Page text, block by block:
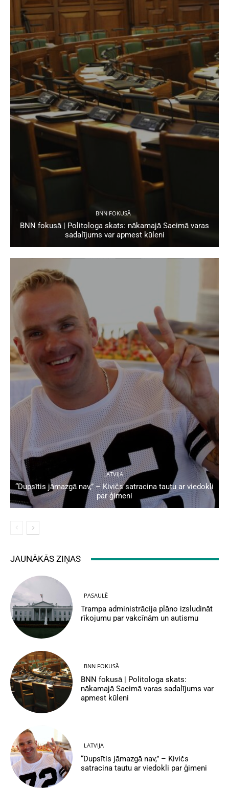
BNN FOKUSĀ
BNN fokusā | Politologa skats: nākamajā Saeimā varas
sadalījums var apmest kūleni
LATVIJA
“Dupsītis jāmazgā nav,” – Kivičs satracina tautu ar viedokli
par ģimeni
JAUNĀKĀS ZIŅAS
PASAULĒ
Trampa administrācija plāno izsludināt
rīkojumu par vakcīnām un autismu
BNN FOKUSĀ
BNN fokusā | Politologa skats:
nākamajā Saeimā varas sadalījums var
apmest kūleni
LATVIJA
“Dupsītis jāmazgā nav,” – Kivičs
satracina tautu ar viedokli par ģimeni